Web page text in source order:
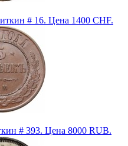
# 16. Цена 1400 CHF.
# 393. Цена 8000 RUB.